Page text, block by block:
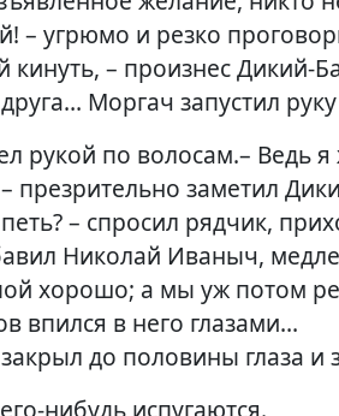
– угрюмо и резко
– произнес
Моргач запустил
рукой по волосам.– Ведь
презрительно заметил
– спросил рядчик,
Николай Иваныч,
хорошо; а мы уж потом
впился в него глазами…
до половины глаза
нибудь испугаются.